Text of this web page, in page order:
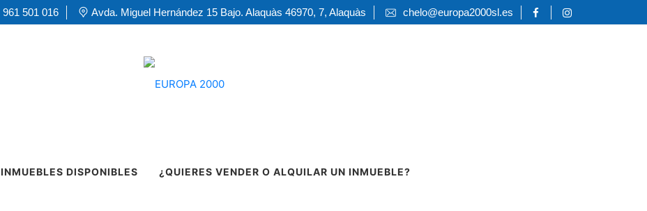
961 501 016 Avda. Miguel Hernández 15 Bajo. Alaquàs 46970, 7, Alaquàs chelo@europa2000sl.es
INMUEBLES DISPONIBLES ¿QUIERES VENDER O ALQUILAR UN INMUEBLE?